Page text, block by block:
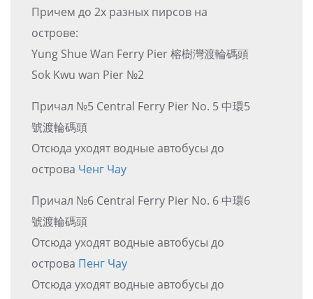
Причем до 2х разных пирсов на
острове:
Yung Shue Wan Ferry Pier 榕樹灣渡輪碼頭
Sok Kwu wan Pier №2
Причал №5 Central Ferry Pier No. 5 中環5
號渡輪碼頭
Отсюда уходят водные автобусы до
острова Ченг Чау
Причал №6 Central Ferry Pier No. 6 中環6
號渡輪碼頭
Отсюда уходят водные автобусы до
острова Пенг Чау
Отсюда уходят водные автобусы до